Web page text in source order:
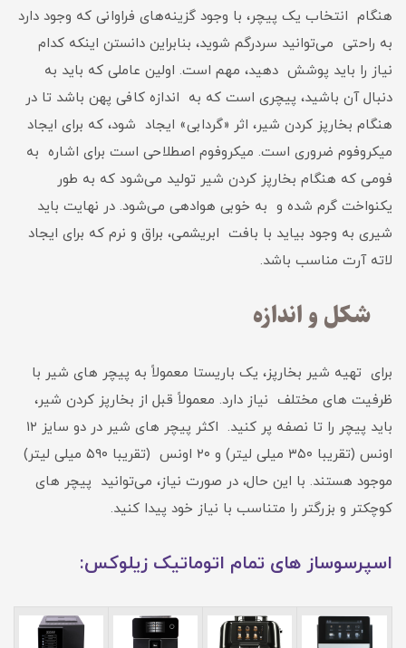
هنگام انتخاب یک پیچر، با وجود گزینه‌های فراوانی که وجود دارد
به راحتی می‌توانید سردرگم شوید، بنابراین دانستن اینکه کدام
نیاز را باید پوشش دهید، مهم است. اولین عاملی که باید به
دنبال آن باشید، پیچری است که به اندازه کافی پهن باشد تا در
هنگام بخارپز کردن شیر، اثر «گردابی» ایجاد شود، که برای ایجاد
میکروفوم ضروری است. میکروفوم اصطلاحی است برای اشاره به
فومی که هنگام بخارپز کردن شیر تولید می‌شود که به طور
یکنواخت گرم شده و به خوبی هوادهی می‌شود. در نهایت باید
شیری به وجود بیاید با بافت ابریشمی، براق و نرم که برای ایجاد
لاته آرت مناسب باشد.
شکل و اندازه
برای تهیه شیر بخارپز، یک باریستا معمولاً به پیچر های شیر با
ظرفیت های مختلف نیاز دارد. معمولاً قبل از بخارپز کردن شیر،
باید پیچر را تا نصفه پر کنید. اکثر پیچر های شیر در دو سایز ۱۲
اونس (تقریبا ۳۵۰ میلی لیتر) و ۲۰ اونس (تقریبا ۵۹۰ میلی لیتر)
موجود هستند. با این حال، در صورت نیاز، می‌توانید پیچر های
کوچکتر و بزرگتر را متناسب با نیاز خود پیدا کنید.
اسپرسوساز های تمام اتوماتیک زیلوکس: